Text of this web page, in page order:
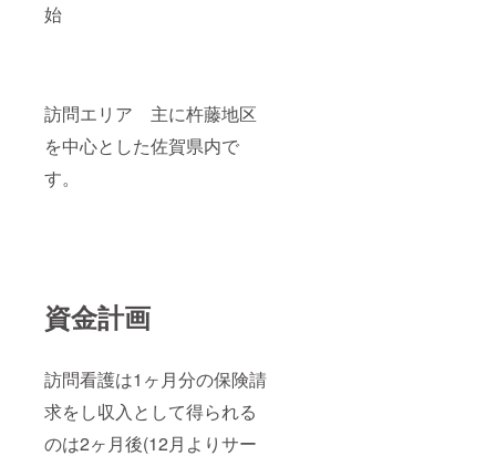
始
訪問エリア 主に杵藤地区
を中心とした佐賀県内で
す。
資金計画
訪問看護は1ヶ月分の保険請
求をし収入として得られる
のは2ヶ月後(12月よりサー